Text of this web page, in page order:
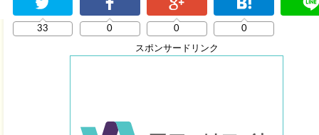
33 0 0 0
スポンサードリンク